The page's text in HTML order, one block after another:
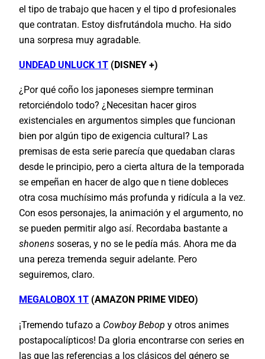
el tipo de trabajo que hacen y el tipo d profesionales
que contratan. Estoy disfrutándola mucho. Ha sido
una sorpresa muy agradable.
UNDEAD UNLUCK 1T (DISNEY +)
¿Por qué coño los japoneses siempre terminan
retorciéndolo todo? ¿Necesitan hacer giros
existenciales en argumentos simples que funcionan
bien por algún tipo de exigencia cultural? Las
premisas de esta serie parecía que quedaban claras
desde le principio, pero a cierta altura de la temporada
se empeñan en hacer de algo que n tiene dobleces
otra cosa muchísimo más profunda y ridícula a la vez.
Con esos personajes, la animación y el argumento, no
se pueden permitir algo así. Recordaba bastante a
shonens soseras, y no se le pedía más. Ahora me da
una pereza tremenda seguir adelante. Pero
seguiremos, claro.
MEGALOBOX 1T (AMAZON PRIME VIDEO)
¡Tremendo tufazo a Cowboy Bebop y otros animes
postapocalípticos! Da gloria encontrarse con series en
las que las referencias a los clásicos del género se